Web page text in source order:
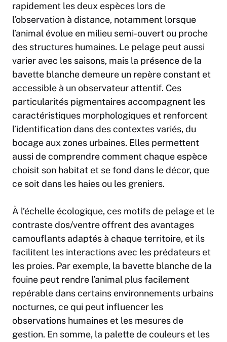
rapidement les deux espèces lors de
l’observation à distance, notamment lorsque
l’animal évolue en milieu semi-ouvert ou proche
des structures humaines. Le pelage peut aussi
varier avec les saisons, mais la présence de la
bavette blanche demeure un repère constant et
accessible à un observateur attentif. Ces
particularités pigmentaires accompagnent les
caractéristiques morphologiques et renforcent
l’identification dans des contextes variés, du
bocage aux zones urbaines. Elles permettent
aussi de comprendre comment chaque espèce
choisit son habitat et se fond dans le décor, que
ce soit dans les haies ou les greniers.
À l’échelle écologique, ces motifs de pelage et le
contraste dos/ventre offrent des avantages
camouflants adaptés à chaque territoire, et ils
facilitent les interactions avec les prédateurs et
les proies. Par exemple, la bavette blanche de la
fouine peut rendre l’animal plus facilement
repérable dans certains environnements urbains
nocturnes, ce qui peut influencer les
observations humaines et les mesures de
gestion. En somme, la palette de couleurs et les